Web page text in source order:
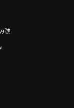
號